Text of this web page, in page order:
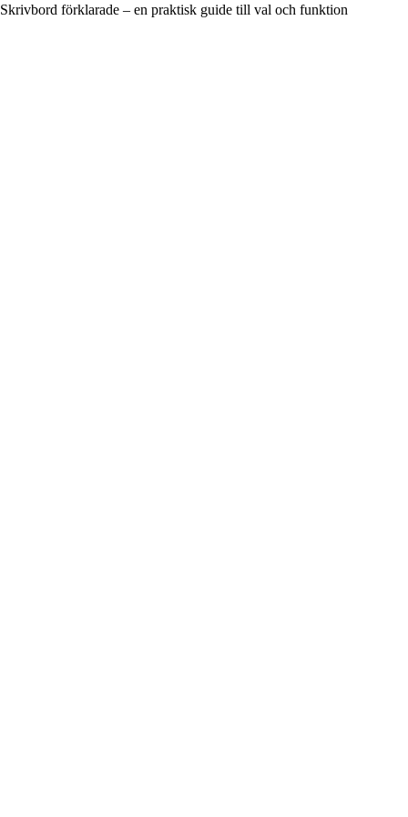
Skrivbord förklarade – en praktisk guide till val och funktion